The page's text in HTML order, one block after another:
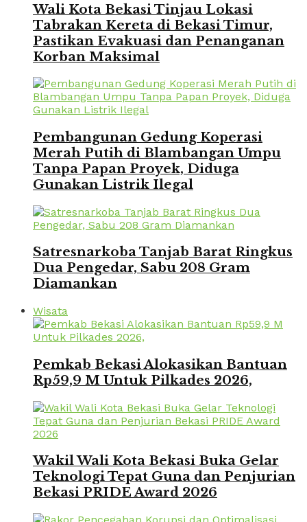
Wali Kota Bekasi Tinjau Lokasi
Tabrakan Kereta di Bekasi Timur,
Pastikan Evakuasi dan Penanganan
Korban Maksimal
Pembangunan Gedung Koperasi
Merah Putih di Blambangan Umpu
Tanpa Papan Proyek, Diduga
Gunakan Listrik Ilegal
Satresnarkoba Tanjab Barat Ringkus
Dua Pengedar, Sabu 208 Gram
Diamankan
Wisata
Pemkab Bekasi Alokasikan Bantuan
Rp59,9 M Untuk Pilkades 2026,
Wakil Wali Kota Bekasi Buka Gelar
Teknologi Tepat Guna dan Penjurian
Bekasi PRIDE Award 2026